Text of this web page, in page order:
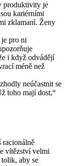
produktivity je
kariérními
zklamaní. Ženy
je pro ni
i když odvádějí
méně než
neúčastnit se
toho mají dost,“
racionálně
vítězství velmi
aby se